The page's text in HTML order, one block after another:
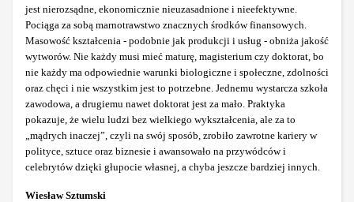
jest nierozsądne, ekonomicznie nieuzasadnione i nieefektywne.
Pociąga za sobą marnotrawstwo znacznych środków finansowych.
Masowość kształcenia - podobnie jak produkcji i usług - obniża jakość
wytworów. Nie każdy musi mieć maturę, magisterium czy doktorat, bo
nie każdy ma odpowiednie warunki biologiczne i społeczne, zdolności
oraz chęci i nie wszystkim jest to potrzebne. Jednemu wystarcza szkoła
zawodowa, a drugiemu nawet doktorat jest za mało. Praktyka
pokazuje, że wielu ludzi bez wielkiego wykształcenia, ale za to
„mądrych inaczej”, czyli na swój sposób, zrobiło zawrotne kariery w
polityce, sztuce oraz biznesie i awansowało na przywódców i
celebrytów dzięki głupocie własnej, a chyba jeszcze bardziej innych.
Wiesław Sztumski